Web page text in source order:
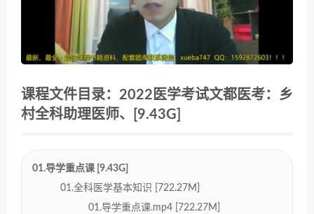
课程文件目录：2022医学考试文都医考：乡
村全科助理医师、[9.43G]
01.导学重点课 [9.43G]
01.全科医学基本知识 [722.27M]
01.导学重点课.mp4 [722.27M]